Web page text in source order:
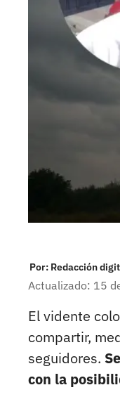
Por: Redacción
Actualizado: 15
El vidente
compartir,
seguidores.
con la